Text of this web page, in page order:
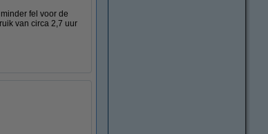
fel voor de
van circa 2,7 uur